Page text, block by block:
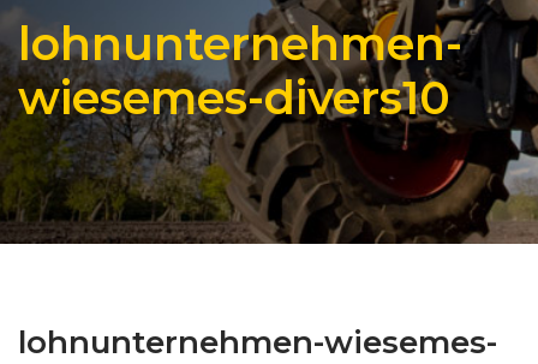
lohnunternehmen-
wiesemes-divers10
lohnunternehmen-wiesemes-